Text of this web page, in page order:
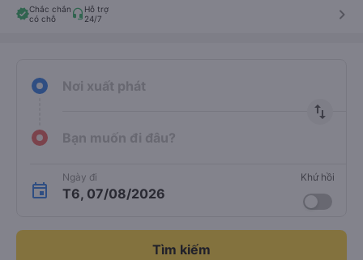
Chắc chắn
có chỗ
Hỗ trợ
24/7
keyboard_arrow_right
Nơi xuất phát
import_export
Bạn muốn đi đâu?
Ngày đi
T6, 07/08/2026
Khứ hồi
Tìm kiếm